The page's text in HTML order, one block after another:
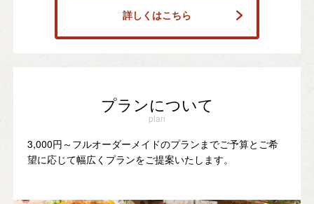
詳しくはこちら
プランについて
plan
3,000円～フルオーダーメイドのプランまでご予算とご希
望に応じて幅広くプランをご提案いたします。